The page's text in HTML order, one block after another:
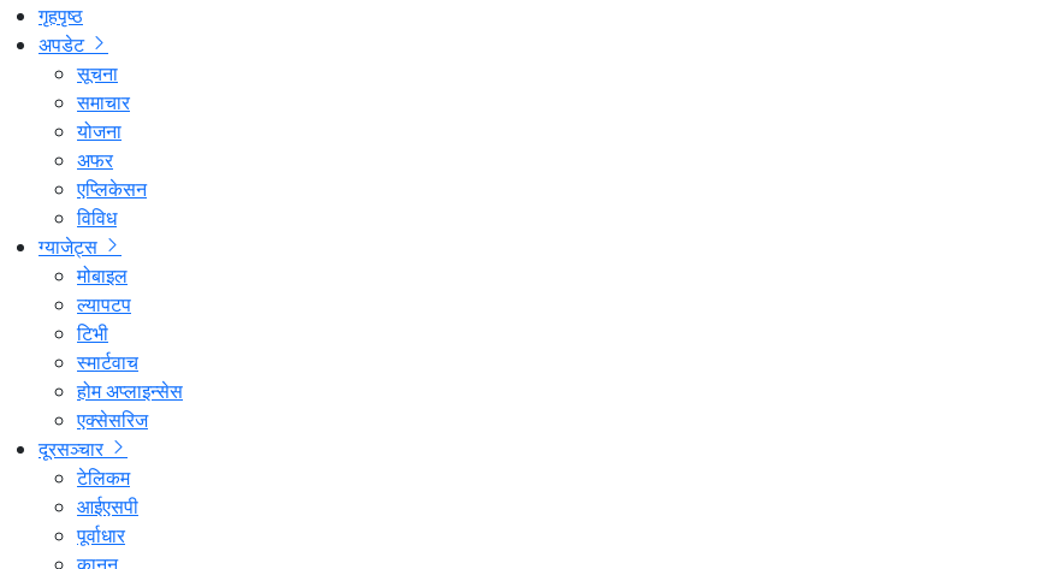
गृहपृष्ठ
अपडेट
सूचना
समाचार
योजना
अफर
एप्लिकेसन
विविध
ग्याजेट्स
मोबाइल
ल्यापटप
टिभी
स्मार्टवाच
होम अप्लाइन्सेस
एक्सेसरिज
दूरसञ्चार
टेलिकम
आईएसपी
पूर्वाधार